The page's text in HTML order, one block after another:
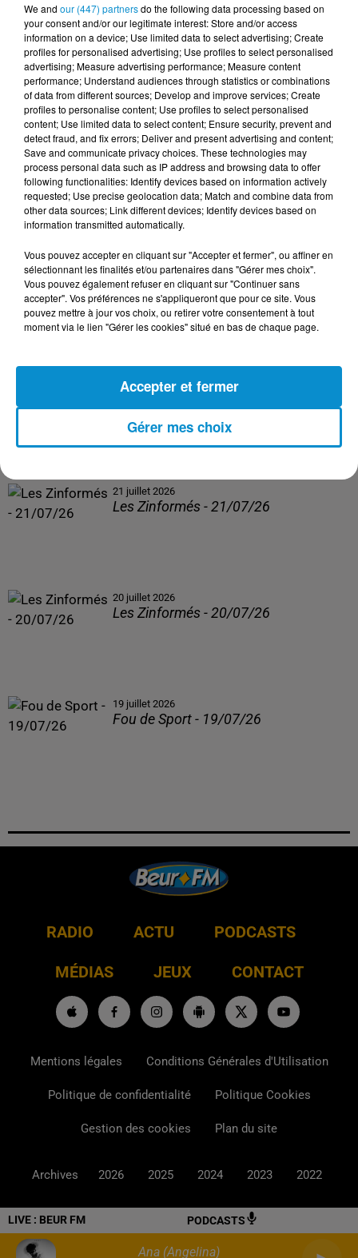
LIVE : BEUR FM PODCASTS
Ana (angelina)
DERNIERS PODCASTS
24 juillet 2026
Les Zinformés - 24/07/26
23 juillet 2026
Les Zinformés - 23/07/26
22 juillet 2026
Les Zinformés - 22/07/26
21 juillet 2026
Les Zinformés - 21/07/26
20 juillet 2026
Les Zinformés - 20/07/26
19 juillet 2026
Fou de Sport - 19/07/26
RADIO ACTU PODCASTS
MÉDIAS JEUX CONTACT
Mentions légales Conditions Générales d'Utilisation
Politique de confidentialité Politique Cookies
Gestion des cookies Plan du site
Archives 2026 2025 2024 2023 2022
We and our (447) partnersdo the following data processing based on
your consent and/or our legitimate interest: Store and/or access
information on a device; Use limited data to select advertising; Create
profiles for personalised advertising; Use profiles to select personalised
advertising; Measure advertising performance; Measure content
performance; Understand audiences through statistics or combinations
of data from different sources; Develop and improve services; Create
profiles to personalise content; Use profiles to select personalised
content; Use limited data to select content; Ensure security, prevent and
detect fraud, and fix errors; Deliver and present advertising and content;
Save and communicate privacy choices. These technologies may
process personal data such as IP address and browsing data to offer
following functionalities: Identify devices based on information actively
requested; Use precise geolocation data; Match and combine data from
other data sources; Link different devices; Identify devices based on
information transmitted automatically.
Vous pouvez accepter en cliquant sur "Accepter et fermer", ou affiner en
sélectionnant les finalités et/ou partenaires dans "Gérer mes choix".
Vous pouvez également refuser en cliquant sur "Continuer sans
accepter". Vos préférences ne s'appliqueront que pour ce site. Vous
pouvez mettre à jour vos choix, ou retirer votre consentement à tout
moment via le lien "Gérer les cookies" situé en bas de chaque page.
Gérer mes choix
Accepter et fermer